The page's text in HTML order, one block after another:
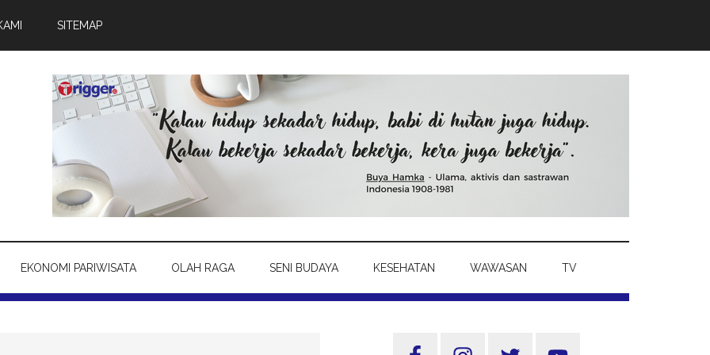
SITEMAP
EKONOMI PARIWISATA OLAH RAGA SENI BUDAYA KESEHATAN WAWASAN TV
Sidebar